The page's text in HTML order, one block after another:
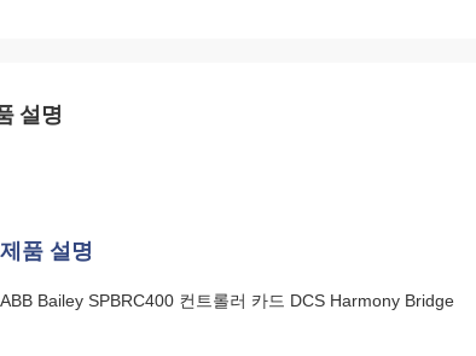
설명
제품 설명
ABB Bailey SPBRC400 컨트롤러 카드 DCS Harmony Bridge